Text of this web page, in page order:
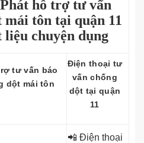
hỗ trợ tư vấn
mái tôn tại quận 11
liệu chuyện dụng
tư vấn báo
dột mái tôn
Điện thoại tư
vấn chống
dột tại quận
11
📲 Điện thoại